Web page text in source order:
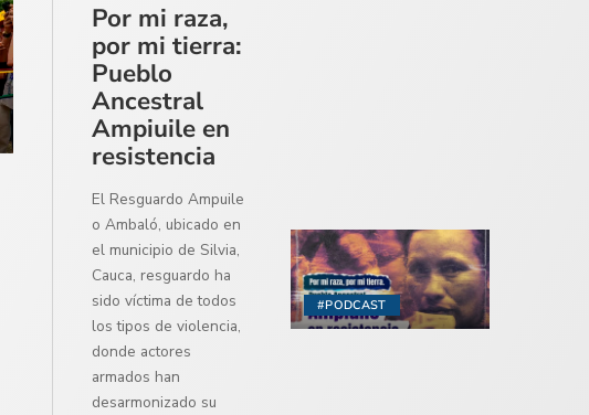
#PODCAST
Por mi raza,
por mi tierra:
Pueblo
Ancestral
Ampiuile en
resistencia
El Resguardo Ampuile
o Ambaló, ubicado en
el municipio de Silvia,
Cauca, resguardo ha
sido víctima de todos
los tipos de violencia,
donde actores
armados han
desarmonizado su